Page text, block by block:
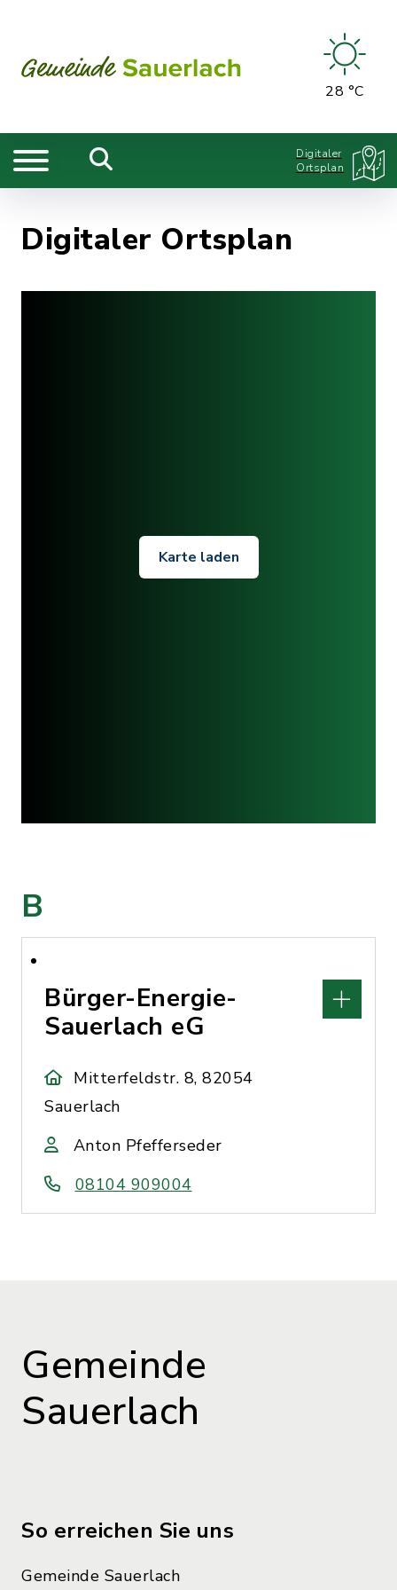
28 °C
Digitaler
Ortsplan
Digitaler Ortsplan
Karte laden
B
Bürger-Energie-
Sauerlach eG
Mitterfeldstr. 8, 82054
Sauerlach
Anton Pfefferseder
08104 909004
Gemeinde
Sauerlach
So erreichen Sie uns
Gemeinde Sauerlach